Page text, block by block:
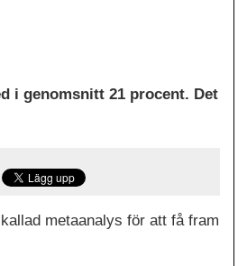
i genomsnitt 21 procent. Det
metaanalys för att få fram